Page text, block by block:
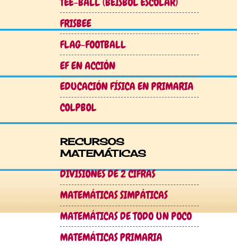
FRISBEE
FLAG-FOOTBALL
EF EN ACCIÓN
EDUCACIÓN FÍSICA EN PRIMARIA
COLPBOL
RECURSOS
MATEMÁTICAS
DIVISIONES DE 2 CIFRAS
MATEMÁTICAS SIMPÁTICAS
MATEMÁTICAS DE TODO UN POCO
MATEMÁTICAS PRIMARIA